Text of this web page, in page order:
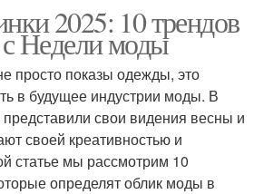
2025: 10 трендов
Недели моды
просто показы одежды, это
в будущее индустрии моды. В
свои видения весны и
своей креативностью и
статье мы рассмотрим 10
определят облик моды в